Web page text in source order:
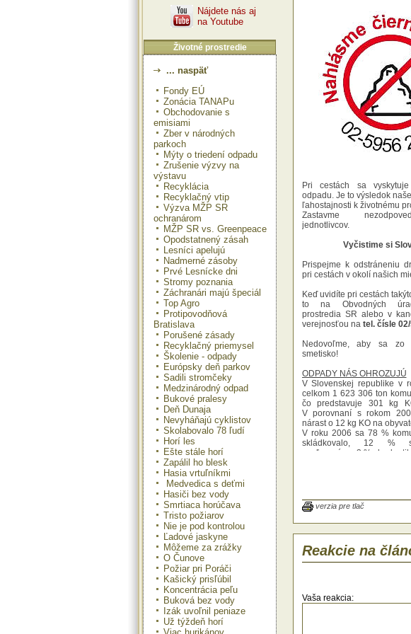
Nájdete nás aj
na Youtube
Životné prostredie
... naspäť
Fondy EÚ
Zonácia TANAPu
Obchodovanie s
emisiami
Zber v národných
parkoch
Mýty o triedení odpadu
Zrušenie výzvy na
výstavu
Recyklácia
Recyklačný vtip
Výzva MŽP SR
ochranárom
MŽP SR vs. Greenpeace
Opodstatnený zásah
Lesníci apelujú
Nadmerné zásoby
Prvé Lesnícke dni
Stromy poznania
Záchranári majú špeciál
Top Agro
Protipovodňová
Bratislava
Porušené zásady
Recyklačný priemysel
Školenie - odpady
Európsky deň parkov
Sadili stromčeky
Medzinárodný odpad
Bukové pralesy
Deň Dunaja
Nevyháňajú cyklistov
Skolabovalo 78 ľudí
Horí les
Ešte stále horí
Zapálil ho blesk
Hasia vrtuľníkmi
Medvedica s deťmi
Hasiči bez vody
Smrtiaca horúčava
Tristo požiarov
Nie je pod kontrolou
Ľadové jaskyne
Môžeme za zrážky
O Čunove
Požiar pri Poráči
Kašický prisľúbil
Koncentrácia peľu
Buková bez vody
Izák uvoľnil peniaze
Už týždeň horí
Pri cestách sa
odpadu. Je to výsledok
ľahostajnosti k životnému
Zastavme
jednotlivcov.
Vyčistime si
Prispejme k odstráneniu
pri cestách v okolí našich
Keď uvidíte pri cestách
to na Obvodných
prostredia SR alebo v
verejnosťou na tel. čísle
Nedovoľme, aby sa zo
smetisko!
ODPADY NÁS OHROZUJÚ
V Slovenskej republike v
celkom 1 623 306 ton
čo predstavuje 301 kg
V porovnaní s rokom
nárast o 12 kg KO na
V roku 2006 sa 78 %
skládkovalo, 12 %
spaľovaním a 3 %
komunálneho odpadu
obyvateľa. Z hľadiska
odpadu má najväčšie
komunálny odpad (71%),
biologicky rozložiteľný
z čistenia ulíc (3%).
pripadá ročne približne
domáceho odpadu, z toho
verzia pre tlač
Reakcie na
Vaša reakcia: